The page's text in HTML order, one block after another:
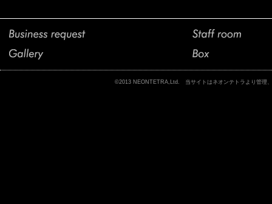
©2013 NEONTETRA,Ltd. 当サイトはネオンテトラより管理